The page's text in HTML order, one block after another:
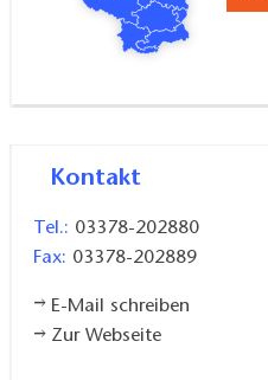
Kontakt
Tel.: 03378-202880
Fax: 03378-202889
E-Mail schreiben
Zur Webseite